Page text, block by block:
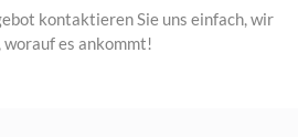
kontaktieren Sie uns einfach, wir
worauf es ankommt!